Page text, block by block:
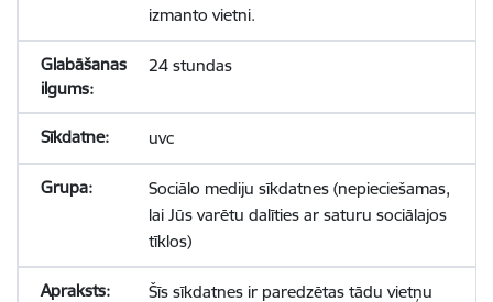
izmanto vietni.
24 stundas
uvc
Sociālo mediju sīkdatnes (nepieciešamas,
lai Jūs varētu dalīties ar saturu sociālajos
tīklos)
Šīs sīkdatnes ir paredzētas tādu vietņu